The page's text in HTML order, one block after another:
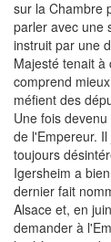
sur la Chambre
parler avec une
instruit par une
Majesté tenait
comprend
méfient des
Une fois
de l'Empereur.
toujours
Igersheim a
dernier fait
Alsace et, en
demander à